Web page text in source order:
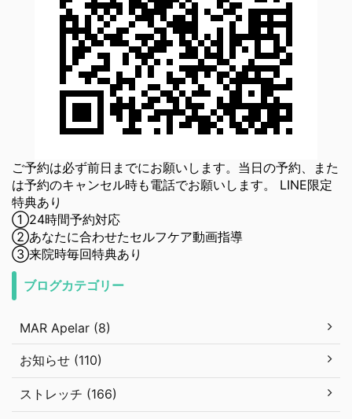
ご予約は必ず前日までにお願いします。当日の予約、また
は予約のキャンセル時も電話でお願いします。 LINE限定
特典あり
①24時間予約対応
②あなたに合わせたセルフケア動画指導
③来院時毎回特典あり
ブログカテゴリー
MAR Apelar (8)
お知らせ (110)
ストレッチ (166)